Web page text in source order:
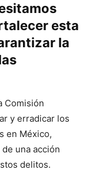
esta
la
Comisión
y erradicar los
en México,
una acción
delitos.